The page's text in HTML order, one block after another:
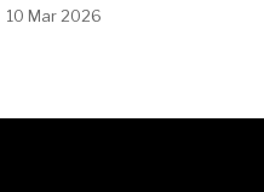
10 Mar 2026